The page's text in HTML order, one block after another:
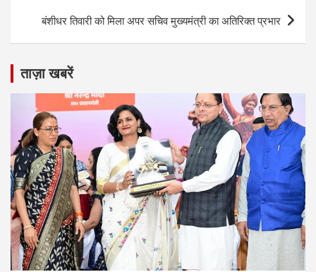
बंशीधर तिवारी को मिला अपर सचिव मुख्यमंत्री का अतिरिक्त प्रभार
ताज़ा खबरें